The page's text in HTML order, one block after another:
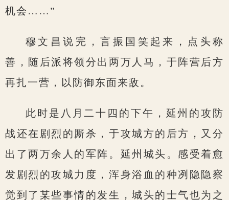
机会……”
穆文昌说完，言振国笑起来，点头称
善，随后派将领分出两万人马，于阵营后方
再扎一营，以防御东面来敌。
此时是八月二十四的下午，延州的攻防
战还在剧烈的厮杀，于攻城方的后方，又分
出了两万余人的军阵。延州城头。感受着愈
发剧烈的攻城力度，浑身浴血的种冽隐隐察
觉到了某些事情的发生，城头的士气也为之